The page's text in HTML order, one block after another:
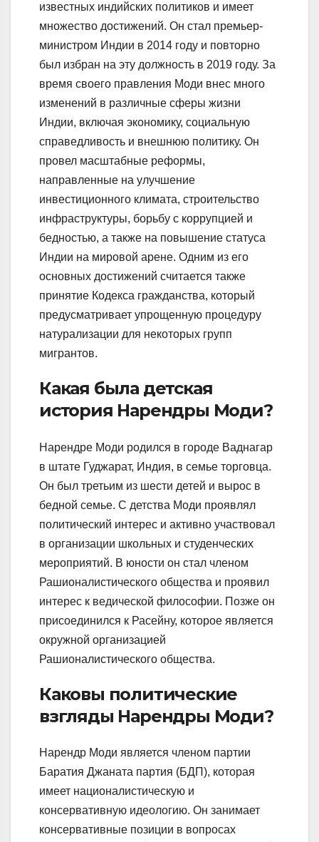
известных индийских политиков и имеет
множество достижений. Он стал премьер-
министром Индии в 2014 году и повторно
был избран на эту должность в 2019 году. За
время своего правления Моди внес много
изменений в различные сферы жизни
Индии, включая экономику, социальную
справедливость и внешнюю политику. Он
провел масштабные реформы,
направленные на улучшение
инвестиционного климата, строительство
инфраструктуры, борьбу с коррупцией и
бедностью, а также на повышение статуса
Индии на мировой арене. Одним из его
основных достижений считается также
принятие Кодекса гражданства, который
предусматривает упрощенную процедуру
натурализации для некоторых групп
мигрантов.
Какая была детская
история Нарендры Моди?
Нарендре Моди родился в городе Ваднагар
в штате Гуджарат, Индия, в семье торговца.
Он был третьим из шести детей и вырос в
бедной семье. С детства Моди проявлял
политический интерес и активно участвовал
в организации школьных и студенческих
мероприятий. В юности он стал членом
Рашионалистического общества и проявил
интерес к ведической философии. Позже он
присоединился к Расейну, которое является
окружной организацией
Рашионалистического общества.
Каковы политические
взгляды Нарендры Моди?
Нарендр Моди является членом партии
Баратия Джаната партия (БДП), которая
имеет националистическую и
консервативную идеологию. Он занимает
консервативные позиции в вопросах